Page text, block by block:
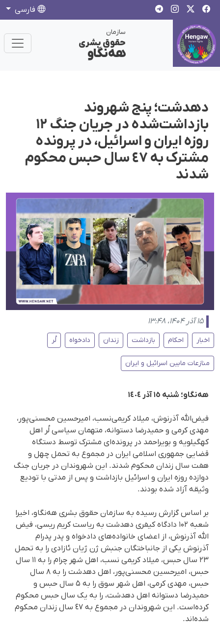
فارسی
سازمان
حقوق بشری
هەنگاو
دهدشت؛ پنج شهروند
بازداشت‌شده در جریان جنگ ۱۲
روزه ایران و اسرائیل، در پروندە
مشترک بە ٤٧ سال حبس محکوم
شدند
۱۵ آذر ۱۴۰۴، ۱۳:۴۸
اخبار احکام بازداشت زندان دادخواه لُر
منازعات مابین اسرائیل و ایران
هەنگاو؛ شنبە ١٥ آذر ١٤٠٤
فیض‌الله آذرنوش، میلاد کریمی‌نسب، امیرحسین محسنی‌پور،
مهدی کرمی و حمیدرضا دستوانه، متهمان سیاسی لُر اهل
کهگیلویه و بویراحمد در پرونده‌ای مشترک توسط دستگاه
قضایی جمهوری اسلامی ایران در مجموع به تحمل چهل و
هفت سال زندان محکوم شدند. این شهروندان در جریان جنگ
دوازدە روزە ایران و اسرائیل بازداشت و پس از مدتی با تودیع
وثیقە آزاد شدە بودند.
بر اساس گزارش رسیده به سازمان حقوق بشری هەنگاو، اخیرا
شعبه ۱۰۲ دادگاه کیفری دهدشت بە ریاست کریم ریسی، فیض
الله آذرنوش، از اعضای خانوادەهای دادخواه و پدر پدرام
آذرنوش یکی از جانباختگان جنبش ژن ژیان ئازادی را بە تحمل
۲۳ سال حبس، میلاد کریمی نسب، اهل شهر چرام را بە ١١ سال
حبس، امیرحسین محسنی‌پور، اهل دهدشت را بە ۸ سال
حبس، مهدی کرمی، اهل شهر سوق را بە ۵ سال حبس و
حمیدرضا دستوانه اهل دهدشت، را بە یک سال حبس محکوم
کردەاست. این شهروندان در مجموع به ٤٧ سال زندان محکوم
شده‌اند.